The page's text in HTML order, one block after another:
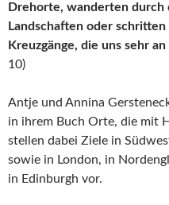
Drehorte, wanderten durch
Landschaften oder
Kreuzgänge, die uns sehr
10)
Antje und Annina
in ihrem Buch Orte, die mit
stellen dabei Ziele in
sowie in London, in
in Edinburgh vor.